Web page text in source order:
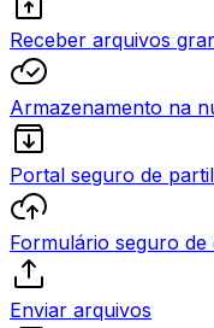
Receber arquivos
Armazenamento na
Portal seguro de
Formulário seguro
Enviar arquivos